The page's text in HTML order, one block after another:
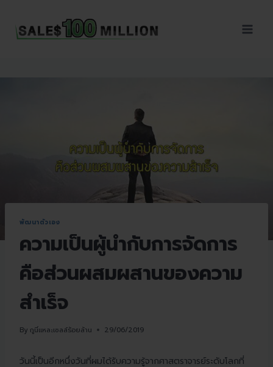
พัฒนาตัวเอง
ความเป็นผู้นำกับการจัดการ
คือส่วนผสมผสานของความ
สำเร็จ
By กูนี่แหละเซลล์ร้อยล้าน 29/06/2019
วันนี้เป็นอีกหนึ่งวันที่ผมได้รับความรู้จากศาสตราจารย์ระดับโลกที่